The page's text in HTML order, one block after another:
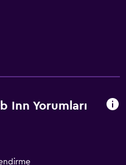
Inn Yorumları